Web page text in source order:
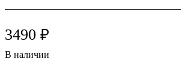
3490 ₽
В наличии